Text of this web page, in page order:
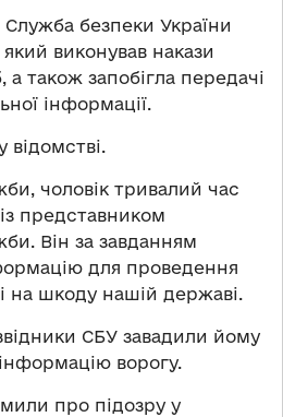
Служба безпеки України
виконував накази
також запобігла передачі
інформації.
відомстві.
чоловік тривалий час
представником
Він за завданням
для проведення
на шкоду нашій державі.
СБУ завадили йому
ворогу.
про підозру у